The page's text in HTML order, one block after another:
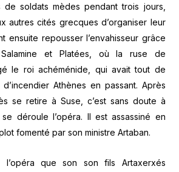
de soldats mèdes pendant trois jours,
autres cités grecques d’organiser leur
ensuite repousser l’envahisseur grâce
et Platées, où la ruse de
le roi achéménide, qui avait tout de
Athènes en passant. Après
se retire à Suse, c’est sans doute à
déroule l’opéra. Il est assassiné en
fomenté par son ministre Artaban.
l’opéra que son son fils Artaxerxés